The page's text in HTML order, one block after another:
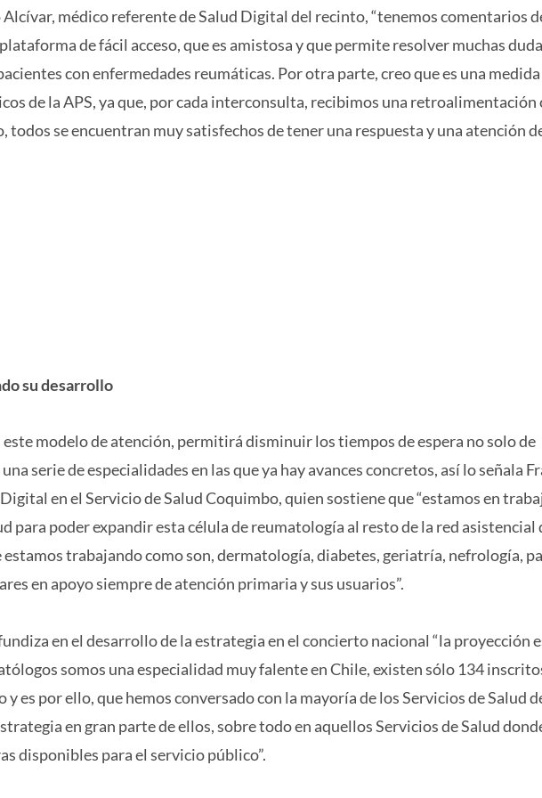
médico referente de Salud Digital del recinto, “tenemos comentarios
de fácil acceso, que es amistosa y que permite resolver muchas
con enfermedades reumáticas. Por otra parte, creo que es una
de la APS, ya que, por cada interconsulta, recibimos una retroalimentación
todos se encuentran muy satisfechos de tener una respuesta y una atención
su desarrollo
este modelo de atención, permitirá disminuir los tiempos de espera no solo de
serie de especialidades en las que ya hay avances concretos, así lo señala
en el Servicio de Salud Coquimbo, quien sostiene que “estamos en
para poder expandir esta célula de reumatología al resto de la red asistencial
estamos trabajando como son, dermatología, diabetes, geriatría, nefrología,
en apoyo siempre de atención primaria y sus usuarios”.
en el desarrollo de la estrategia en el concierto nacional “la proyección
somos una especialidad muy falente en Chile, existen sólo 134
es por ello, que hemos conversado con la mayoría de los Servicios de Salud
en gran parte de ellos, sobre todo en aquellos Servicios de Salud
disponibles para el servicio público”.